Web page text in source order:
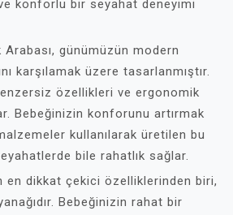
konforlu bir seyahat deneyimi
Arabası, günümüzün modern
karşılamak üzere tasarlanmıştır.
özellikleri ve ergonomik
Bebeğinizin konforunu artırmak
kullanılarak üretilen bu
bile rahatlık sağlar.
en dikkat çekici özelliklerinden biri,
Bebeğinizin rahat bir